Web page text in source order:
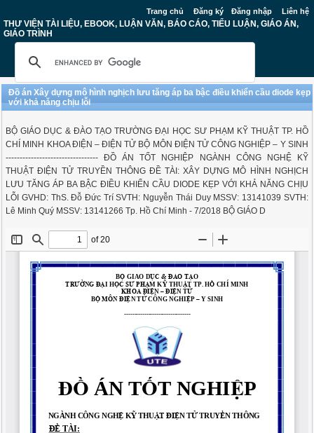
Trang chủ Đăng ký Đăng nhập Liên hệ
THƯ VIỆN TÀI LIỆU, EBOOK, LUẬN VĂN, BÁO CÁO, TIỂU LUẬN, GIÁO ÁN,
GIÁO TRÌNH
Đồ án Xây dựng mô hình nghịch lưu tăng áp ba bậc điều khiển cầu diode kẹp
với khả năng chịu lỗi
BỘ GIÁO DỤC & ĐÀO TẠO TRƯỜNG ĐẠI HỌC SƯ PHẠM KỸ THUẬT TP. HỒ
CHÍ MINH KHOA ĐIỆN – ĐIỆN TỬ BỘ MÔN ĐIỆN TỬ CÔNG NGHIỆP – Y SINH
--------------------------------- ĐỒ ÁN TỐT NGHIỆP NGÀNH CÔNG NGHỆ KỸ
THUẬT ĐIỆN TỬ TRUYỀN THÔNG ĐỀ TÀI: XÂY DỰNG MÔ HÌNH NGHỊCH
LƯU TĂNG ÁP BA BẬC ĐIỀU KHIỂN CẦU DIODE KẸP VỚI KHẢ NĂNG CHỊU
LỖI GVHD: ThS. Đỗ Đức Trí SVTH: Nguyễn Thái Duy MSSV: 13141039 SVTH:
Lê Minh Quý MSSV: 13141266 Tp. Hồ Chí Minh - 7/2018 BỘ GIÁO D